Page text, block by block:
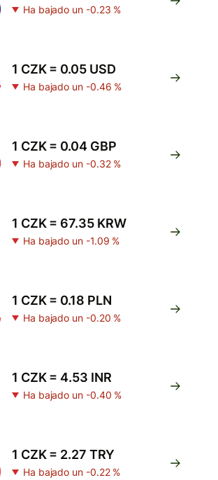
Ha bajado un -0.23 %
1 CZK = 0.05 USD
Ha bajado un -0.46 %
1 CZK = 0.04 GBP
Ha bajado un -0.32 %
1 CZK = 67.35 KRW
Ha bajado un -1.09 %
1 CZK = 0.18 PLN
Ha bajado un -0.20 %
1 CZK = 4.53 INR
Ha bajado un -0.40 %
1 CZK = 2.27 TRY
Ha bajado un -0.22 %